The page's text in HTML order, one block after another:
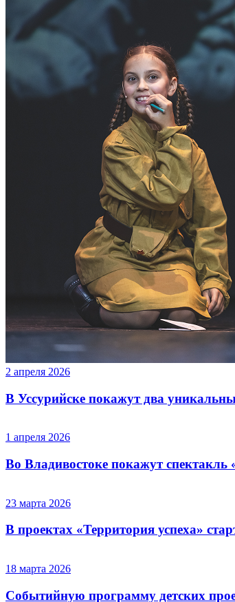
2 апреля 2026
В Уссурийске покажут два
1 апреля 2026
Во Владивостоке покажут
23 марта 2026
В проектах «Территория успеха»
18 марта 2026
Событийную программу детских